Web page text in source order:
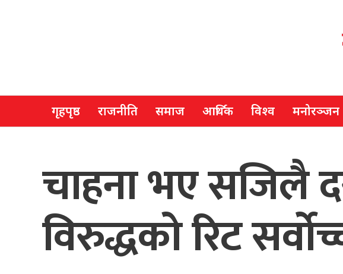
गृहपृष्ठ राजनीति समाज आर्थिक विश्व मनोरञ्जन
चाहना भए सजिलै
विरुद्धको रिट